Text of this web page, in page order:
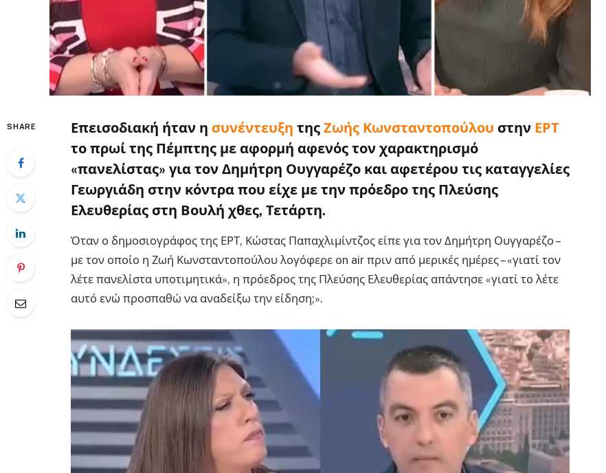
SHARE Επεισοδιακή ήταν η συνέντευξη της Ζωής Κωνσταντοπούλου στην ΕΡΤ
το πρωί της Πέμπτης με αφορμή αφενός τον χαρακτηρισμό
«πανελίστας» για τον Δημήτρη Ουγγαρέζο και αφετέρου τις καταγγελίες
Γεωργιάδη στην κόντρα που είχε με την πρόεδρο της Πλεύσης
Ελευθερίας στη Βουλή χθες, Τετάρτη.
Όταν ο δημοσιογράφος της ΕΡΤ, Κώστας Παπαχλιμίντζος είπε για τον Δημήτρη Ουγγαρέζο –
με τον οποίο η Ζωή Κωνσταντοπούλου λογόφερε on air πριν από μερικές ημέρες – «γιατί τον
λέτε πανελίστα υποτιμητικά», η πρόεδρος της Πλεύσης Ελευθερίας απάντησε «γιατί το λέτε
αυτό ενώ προσπαθώ να αναδείξω την είδηση;».